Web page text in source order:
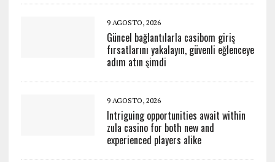
9 AGOSTO, 2026
Güncel bağlantılarla casibom giriş
fırsatlarını yakalayın, güvenli eğlenceye
adım atın şimdi
9 AGOSTO, 2026
Intriguing opportunities await within
zula casino for both new and
experienced players alike